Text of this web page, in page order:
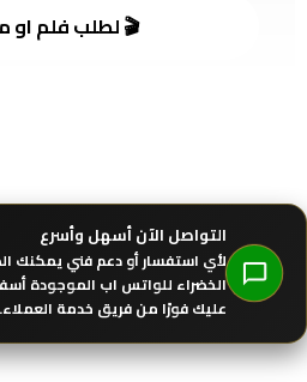
🎬 لطلب فلم
التواصل الآن أسهل وأسرع
لأي استفسار أو دعم فني يمكنك
الخضراء للواتس اب الموجودة
عليك فورًا من فريق خدمة العملاء.